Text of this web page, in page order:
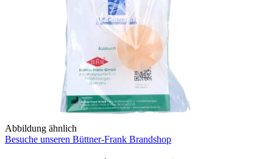
Abbildung ähnlich
Besuche unseren Büttner-Frank Brandshop